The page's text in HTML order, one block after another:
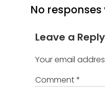
No responses
Leave a Reply
Your email
Comment*